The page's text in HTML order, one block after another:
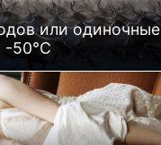
или одиночные
-50°C